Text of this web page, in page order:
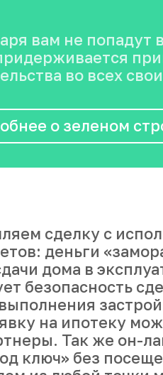
вам не попадут
во всех
о зеленом
сделку с
деньги
дома в
безопасность
на ипотеку
Так же он-
ключ» без